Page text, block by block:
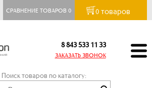
СРАВНЕНИЕ ТОВАРОВ0 0 товаров
8 843 533 11 33
ЗАКАЗАТЬ ЗВОНОК
Поиск товаров по каталогу: